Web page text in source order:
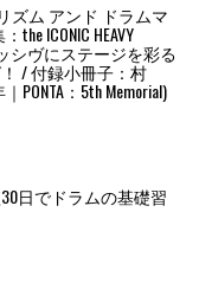
リズム アンド ドラムマ
ICONIC HEAVY
ッシヴにステージを彩る
/ 付録小冊子：村
PONTA：5th Memorial)
日でドラムの基礎習